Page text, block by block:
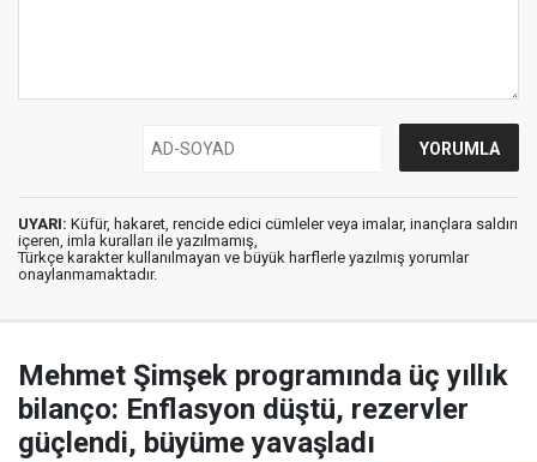
UYARI: Küfür, hakaret, rencide edici cümleler veya imalar, inançlara saldırı
içeren, imla kuralları ile yazılmamış,
Türkçe karakter kullanılmayan ve büyük harflerle yazılmış yorumlar
onaylanmamaktadır.
Mehmet Şimşek programında üç yıllık
bilanço: Enflasyon düştü, rezervler
güçlendi, büyüme yavaşladı